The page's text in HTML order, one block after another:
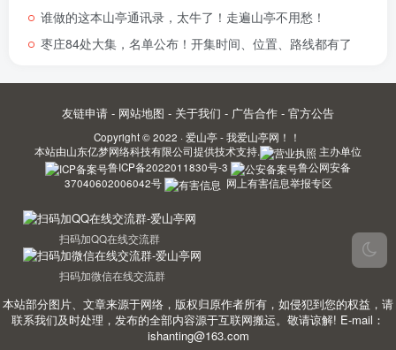
谁做的这本山亭通讯录，太牛了！走遍山亭不用愁！
枣庄84处大集，名单公布！开集时间、位置、路线都有了
友链申请 - 网站地图 - 关于我们 - 广告合作 - 官方公告
Copyright © 2022 · 爱山亭 - 我爱山亭网！！
本站由山东亿梦网络科技有限公司提供技术支持.
主办单位
鲁ICP备2022011830号-3
鲁公网安备
37040602006042号
网上有害信息举报专区
扫码加QQ在线交流群
扫码加微信在线交流群
本站部分图片、文章来源于网络，版权归原作者所有，如侵犯到您的权益，请
联系我们及时处理，发布的全部内容源于互联网搬运。敬请谅解! E-mail：
ishanting@163.com